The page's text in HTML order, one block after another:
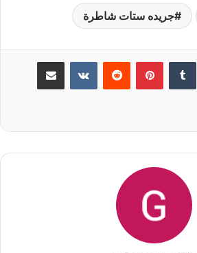
جريده ستات شاطرة
لينكدإن بينتيريست